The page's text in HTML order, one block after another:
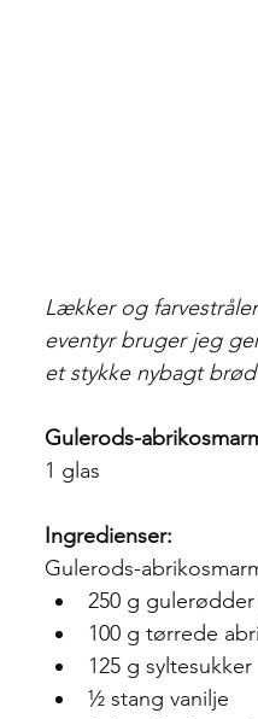
Lækker og
eventyr bruger jeg
et stykke nybagt
Gulerods-
1 glas
Ingredienser:
Gulerods-
250 g
100 g tørrede
125 g syltesukker
½ stang vanilje